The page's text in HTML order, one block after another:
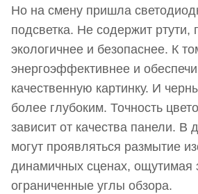
Но на смену пришла
подсветка. Не содержит ртути,
экологичнее и безопаснее. К
энергоэффективнее и
качественную картинку. И
более глубоким. Точность
зависит от качества панели.
могут проявляться размытие
динамичных сценах, ощутимая
ограниченные углы обзора.